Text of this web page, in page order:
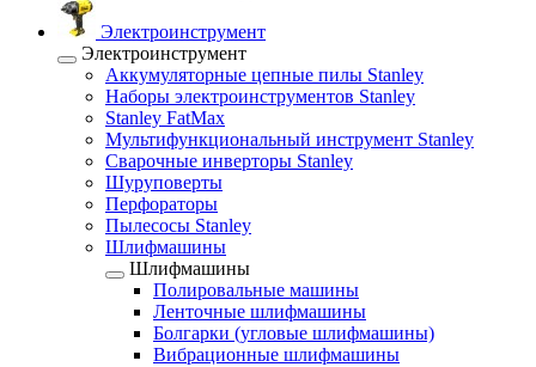
Электроинструмент
Электроинструмент
Аккумуляторные цепные пилы Stanley
Наборы электроинструментов Stanley
Stanley FatMax
Мультифункциональный инструмент Stanley
Сварочные инверторы Stanley
Шуруповерты
Перфораторы
Пылесосы Stanley
Шлифмашины
Шлифмашины
Полировальные машины
Ленточные шлифмашины
Болгарки (угловые шлифмашины)
Вибрационные шлифмашины